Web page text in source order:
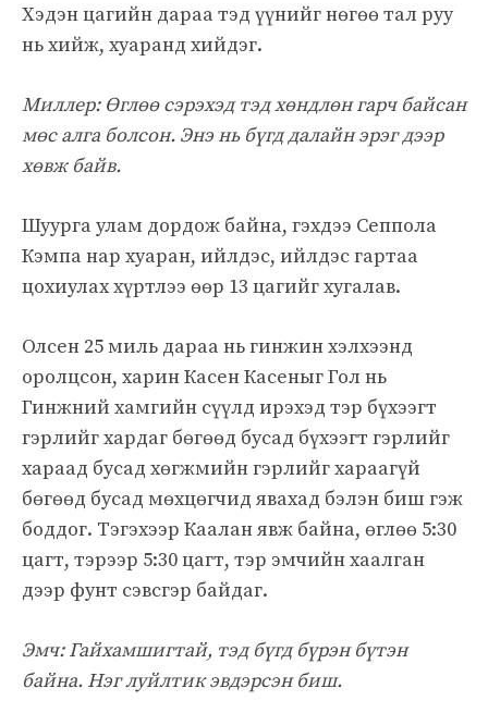
Хэдэн цагийн дараа тэд үүнийг нөгөө тал руу
нь хийж, хуаранд хийдэг.
Миллер: Өглөө сэрэхэд тэд хөндлөн гарч байсан
мөс алга болсон. Энэ нь бүгд далайн эрэг дээр
хөвж байв.
Шуурга улам дордож байна, гэхдээ Сеппола
Кэмпа нар хуаран, ийлдэс, ийлдэс гартаа
цохиулах хүртлээ өөр 13 цагийг хугалав.
Олсен 25 миль дараа нь гинжин хэлхээнд
оролцсон, харин Касен Касеныг Гол нь
Гинжний хамгийн сүүлд ирэхэд тэр бүхээгт
гэрлийг хардаг бөгөөд бусад бүхээгт гэрлийг
хараад бусад хөгжмийн гэрлийг хараагүй
бөгөөд бусад мөхцөгчид явахад бэлэн биш гэж
боддог. Тэгэхээр Каалан явж байна, өглөө 5:30
цагт, тэрээр 5:30 цагт, тэр эмчийн хаалган
дээр фунт сэвсгэр байдаг.
Эмч: Гайхамшигтай, тэд бүгд бүрэн бүтэн
байна. Нэг луйлтик эвдэрсэн биш.